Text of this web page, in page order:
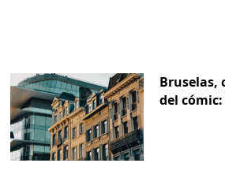
Bruselas,
del